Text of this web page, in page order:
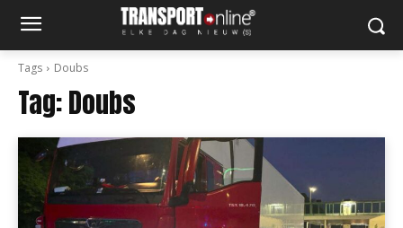
Tags Doubs
Tag:Doubs